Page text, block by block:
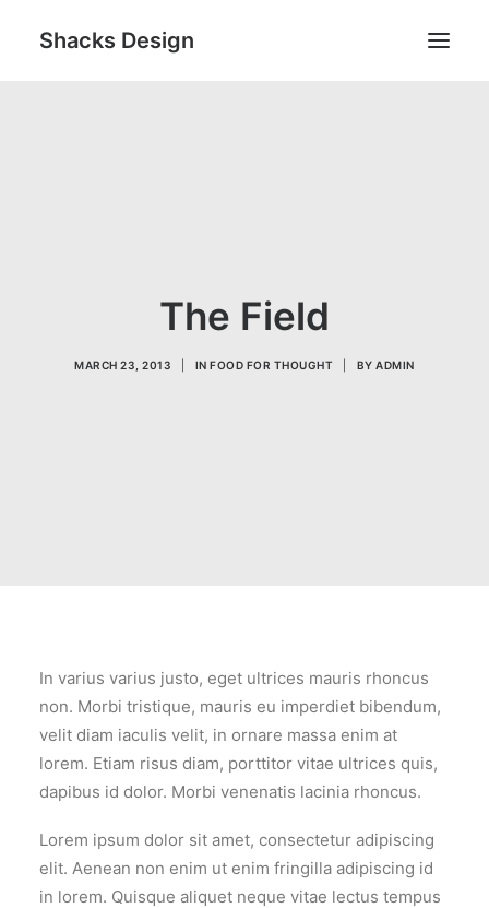
Shacks Design
Search
The Field
MARCH 23, 2013 INFOOD FOR THOUGHT BYADMIN
In varius varius justo, eget ultrices mauris rhoncus
non. Morbi tristique, mauris eu imperdiet bibendum,
velit diam iaculis velit, in ornare massa enim at
lorem. Etiam risus diam, porttitor vitae ultrices quis,
dapibus id dolor. Morbi venenatis lacinia rhoncus.
Lorem ipsum dolor sit amet, consectetur adipiscing
elit. Aenean non enim ut enim fringilla adipiscing id
in lorem. Quisque aliquet neque vitae lectus tempus